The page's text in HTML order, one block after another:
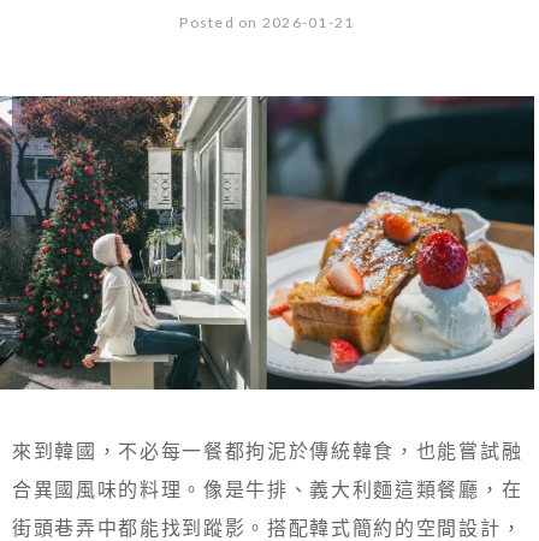
Posted on 2026-01-21
來到韓國，不必每一餐都拘泥於傳統韓食，也能嘗試融
合異國風味的料理。像是牛排、義大利麵這類餐廳，在
街頭巷弄中都能找到蹤影。搭配韓式簡約的空間設計，